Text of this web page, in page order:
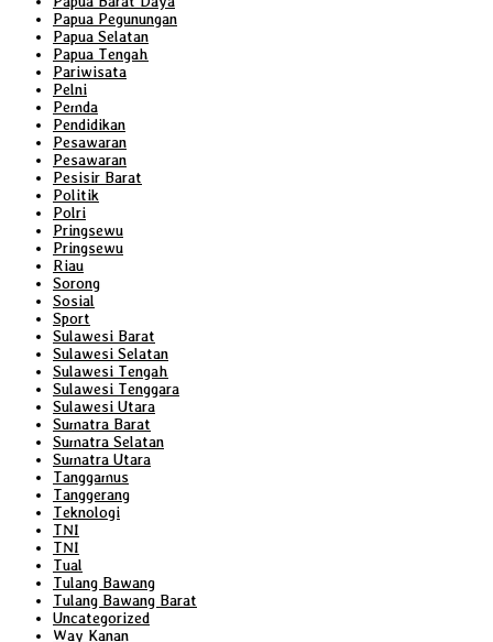
Papua Pegunungan
Papua Selatan
Papua Tengah
Pariwisata
Pelni
Pemda
Pendidikan
Pesawaran
Pesawaran
Pesisir Barat
Politik
Polri
Pringsewu
Pringsewu
Riau
Sorong
Sosial
Sport
Sulawesi Barat
Sulawesi Selatan
Sulawesi Tengah
Sulawesi Tenggara
Sulawesi Utara
Sumatra Barat
Sumatra Selatan
Sumatra Utara
Tanggamus
Tanggerang
Teknologi
TNI
TNI
Tual
Tulang Bawang
Tulang Bawang Barat
Uncategorized
Way Kanan